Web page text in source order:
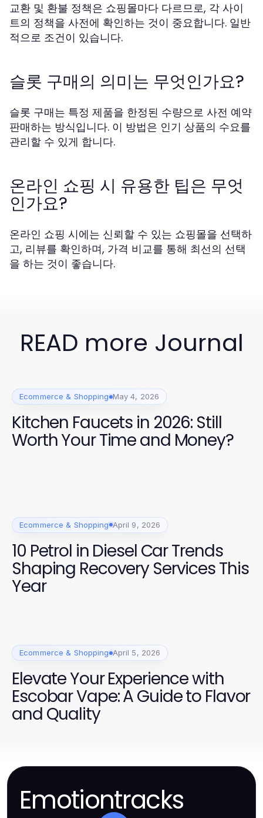
교환 및 환불 정책은 쇼핑몰마다 다르므로, 각 사이
트의 정책을 사전에 확인하는 것이 중요합니다. 일반
적으로 조건이 있습니다.
슬롯 구매의 의미는 무엇인가요?
슬롯 구매는 특정 제품을 한정된 수량으로 사전 예약
판매하는 방식입니다. 이 방법은 인기 상품의 수요를
관리할 수 있게 합니다.
온라인 쇼핑 시 유용한 팁은 무엇
인가요?
온라인 쇼핑 시에는 신뢰할 수 있는 쇼핑몰을 선택하
고, 리뷰를 확인하며, 가격 비교를 통해 최선의 선택
을 하는 것이 좋습니다.
READ more Journal
Ecommerce & Shopping May 4, 2026
Kitchen Faucets in 2026: Still
Worth Your Time and Money?
Ecommerce & Shopping April 9, 2026
10 Petrol in Diesel Car Trends
Shaping Recovery Services This
Year
Ecommerce & Shopping April 5, 2026
Elevate Your Experience with
Escobar Vape: A Guide to Flavor
and Quality
Emotiontracks